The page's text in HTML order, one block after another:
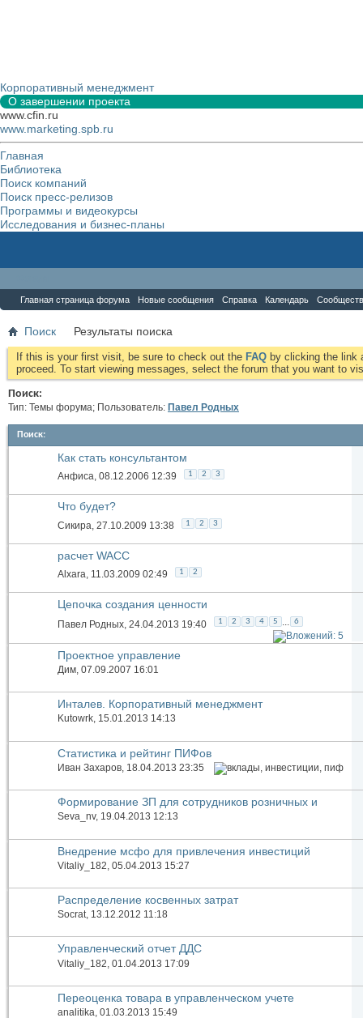
Корпоративный менеджмент
О завершении проекта
www.cfin.ru
www.marketing.spb.ru
Главная
Библиотека
Поиск компаний
Поиск пресс-релизов
Программы и видеокурсы
Исследования и бизнес-планы
Главная страница форума Новые сообщения Справка Календарь
Поиск Результаты поиска
If this is your first visit, be sure to check out the FAQ by clicking the link
proceed. To start viewing messages, select the forum that you want to
Поиск:
Тип: Темы форума; Пользователь: Павел Родных
Поиск:
Как стать консультантом
Анфиса, 08.12.2006 12:39 1 2 3
Что будет?
Сикира , 27.10.2009 13:38 1 2 3
расчет WACC
Alxara, 11.03.2009 02:49 1 2
Цепочка создания ценности
Павел Родных , 24.04.2013 19:40 1 2 3 4 5 6
Проектное управление
Дим, 07.09.2007 16:01
Инталев. Корпоративный менеджмент
Kutowrk, 15.01.2013 14:13
Статистика и рейтинг ПИФов
Иван Захаров , 18.04.2013 23:35
Формирование ЗП для сотрудников розничных и
оптовых отделов
Seva_nv, 19.04.2013 12:13
Внедрение мсфо для привлечения инвестиций
Vitaliy_182 , 05.04.2013 15:27
Распределение косвенных затрат
Socrat, 13.12.2012 11:18
Управленческий отчет ДДС
Vitaliy_182 , 01.04.2013 17:09
Переоценка товара в управленческом учете
analitika, 01.03.2013 15:49